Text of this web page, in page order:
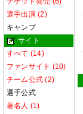
選手出演 (2)
キャンプ
サイト
すべて (14)
ファンサイト (10)
チーム公式 (2)
選手公式
著名人 (1)